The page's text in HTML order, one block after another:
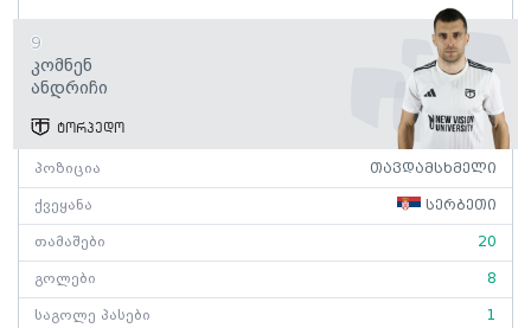
9
Კომნენ
Ანდრიჩი
ტორპედო
პოზიცია თავდამსხმელი
ქვეყანა სერბეთი
თამაშები 20
გოლები 8
საგოლე პასები 1